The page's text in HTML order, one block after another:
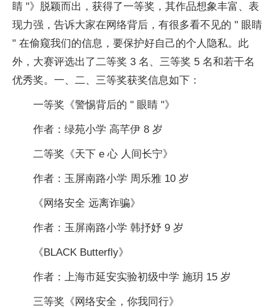
睛 "》脱颖而出，获得了一等奖，其作品想象丰富、表
现力强，告诉大家在网络背后，有很多看不见的 " 眼睛
" 在偷窥我们的信息，要保护好自己的个人隐私。此
外，大赛评选出了二等奖 3 名、三等奖 5 名和若干名
优秀奖。一、二、三等奖获奖信息如下：
一等奖《警惕背后的 " 眼睛 "》
作者：绿苑小学 高芊伊 8 岁
二等奖《天下 e 心 人间长宁》
作者：玉屏南路小学 周乐雅 10 岁
《网络安全 远离诈骗》
作者：玉屏南路小学 韩抒妤 9 岁
《BLACK Butterfly》
作者：上海市延安实验初级中学 施玥 15 岁
三等奖《网络安全，你我同行》